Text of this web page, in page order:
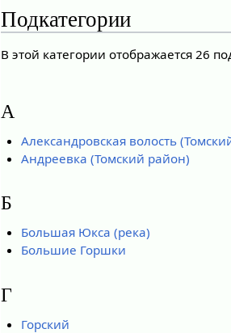
Подкатегории
В этой категории отображается 26
А
Александровская волость
Андреевка (Томский район)
Б
Большая Юкса (река)
Большие Горшки
Г
Горский